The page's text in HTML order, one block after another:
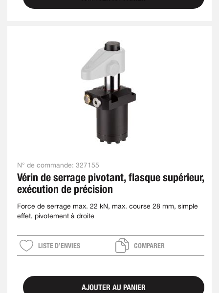
N° de commande: 327155
Vérin de serrage pivotant, flasque supérieur,
exécution de précision
Force de serrage max. 22 kN, max. course 28 mm, simple
effet, pivotement à droite
LISTE D’ENVIES COMPARER
AJOUTER AU PANIER